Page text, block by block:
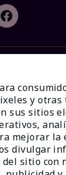
AYUDAR?
y otras
sus sitios
mejorar la
divulgar
del sitio con